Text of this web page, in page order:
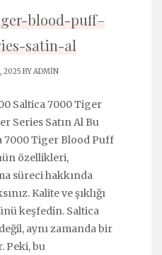
blood-puff–
satin-al
2025 BYADMIN
Saltica 7000 Tiger
Series Satın Al Bu
7000 Tiger Blood Puff
özellikleri,
süreci hakkında
Kalite ve şıklığı
keşfedin. Saltica
aynı zamanda bir
Peki, bu